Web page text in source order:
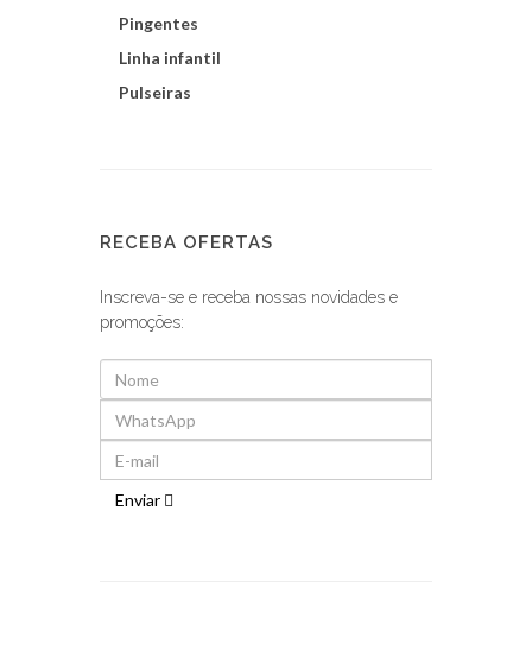
Pingentes
Linha infantil
Pulseiras
RECEBA OFERTAS
Inscreva-se e receba nossas novidades e
promoções:
Enviar